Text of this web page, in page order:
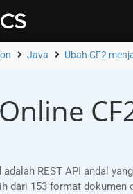
Java Ubah CF2
REST API andal
dari 153 format